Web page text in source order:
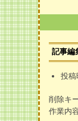
記事編
投稿
削除キ
作業内